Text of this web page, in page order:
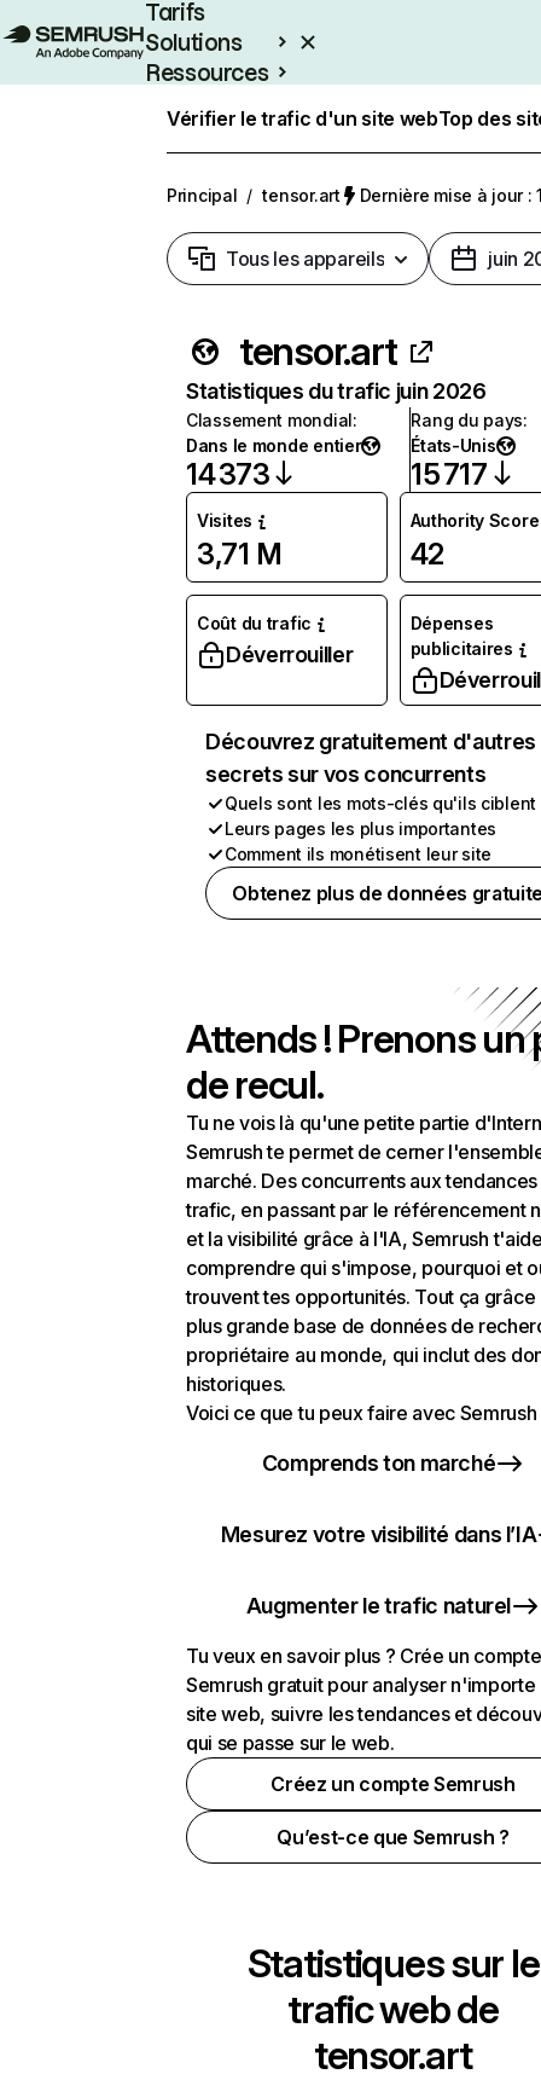
Tarifs
Solutions
Ressources
Vérifier le trafic d'un site webTop des
Principal / tensor.art Dernière mise à jour :
Tous les appareils juin
tensor.art
Statistiques du trafic juin 2026
Classement mondial:
Dans le monde entier
14 373
Rang du pays:
États-Unis
15 717
Visites
3,71 M
Authority Score
42
Coût du trafic
Déverrouiller
Dépenses
publicitaires
Découvrez gratuitement d'autres
secrets sur vos concurrents
Quels sont les mots-clés qu'ils ciblent
Leurs pages les plus importantes
Comment ils monétisent leur site
Obtenez plus de données
Attends ! Prenons un
de recul.
Tu ne vois là qu'une petite partie
Semrush te permet de cerner
marché. Des concurrents aux
trafic, en passant par le référencement
et la visibilité grâce à l'IA, Semrush
comprendre qui s'impose, pourquoi et
trouvent tes opportunités. Tout ça grâce
plus grande base de données de
propriétaire au monde, qui inclut des
historiques.
Voici ce que tu peux faire avec Semrush
Comprends ton marché
Mesurez votre visibilité dans l’IA
Augmenter le trafic naturel
Tu veux en savoir plus ? Crée un compte
Semrush gratuit pour analyser n'importe
site web, suivre les tendances et
qui se passe sur le web.
Créez un compte Semrush
Qu’est-ce que Semrush ?
Statistiques sur le
trafic web de
tensor.art